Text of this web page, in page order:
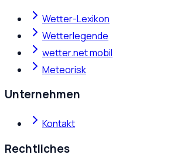
Wetter-Lexikon
Wetterlegende
wetter.net mobil
Meteorisk
Unternehmen
Kontakt
Rechtliches